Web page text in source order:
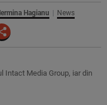
Hagianu News
Intact Media Group, iar din